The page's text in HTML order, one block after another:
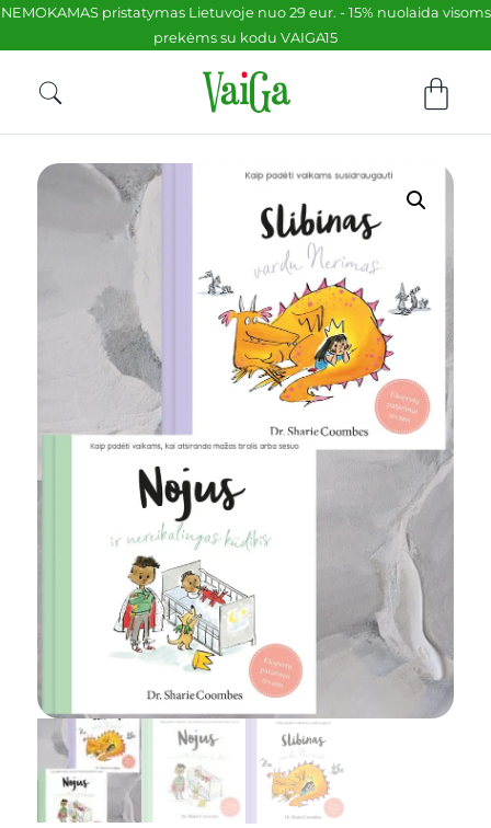
NEMOKAMAS pristatymas Lietuvoje nuo 29 eur. - 15% nuolaida visoms
prekėms su kodu VAIGA15